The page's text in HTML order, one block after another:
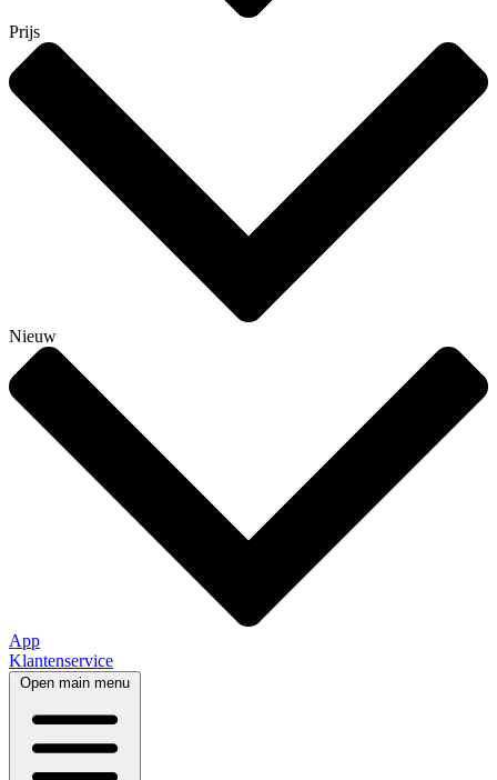
Prijs
Nieuw
App
Klantenservice
Open main menu